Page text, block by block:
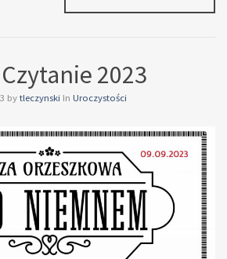
2023
by tleczynski In Uroczystości